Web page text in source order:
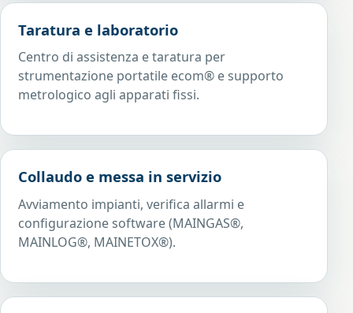
Taratura e laboratorio
Centro di assistenza e taratura per
strumentazione portatile ecom® e supporto
metrologico agli apparati fissi.
Collaudo e messa in servizio
Avviamento impianti, verifica allarmi e
configurazione software (MAINGAS®,
MAINLOG®, MAINETOX®).